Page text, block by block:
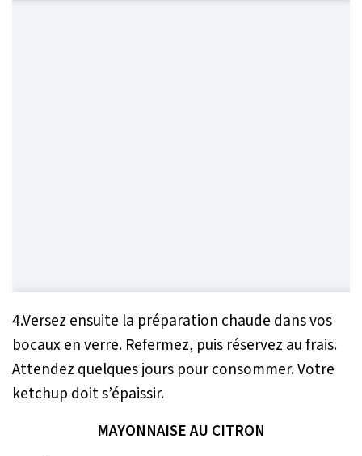
4.Versez ensuite la préparation chaude dans vos
bocaux en verre. Refermez, puis réservez au frais.
Attendez quelques jours pour consommer. Votre
ketchup doit s’épaissir.
MAYONNAISE AU CITRON